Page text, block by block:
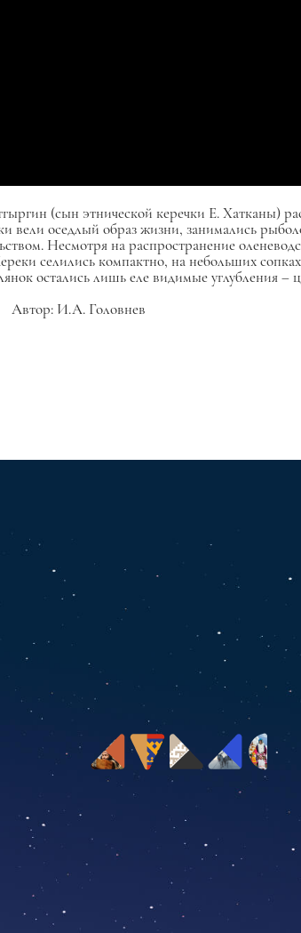
(сын этнической керечки Е. Хатканы)
вели оседлый образ жизни, занимались
Несмотря на распространение
селились компактно, на небольших
остались лишь еле видимые углубления
Автор: И.А. Головнев